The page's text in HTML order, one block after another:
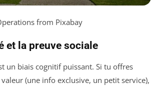
from Pixabay
et la preuve sociale
un biais cognitif puissant. Si tu offres
(une info exclusive, un petit service),